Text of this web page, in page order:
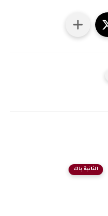
الثانية باك